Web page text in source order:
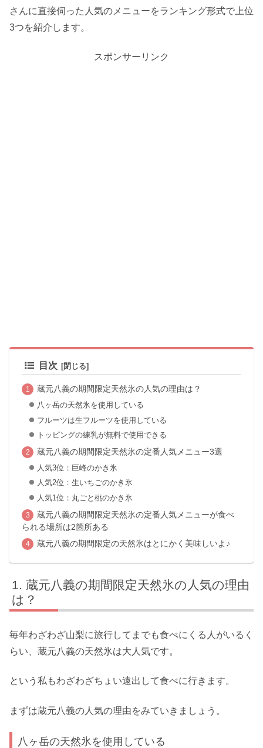
さんに直接伺った人気のメニューをランキング形式で上位
3つを紹介します。
スポンサーリンク
目次
蔵元八義の期間限定天然氷の人気の理由は？
八ヶ岳の天然氷を使用している
フルーツは生フルーツを使用している
トッピングの練乳が無料で使用できる
蔵元八義の期間限定天然氷の定番人気メニュー3選
人気3位：巨峰のかき氷
人気2位：生いちごのかき氷
人気1位：丸ごと桃のかき氷
蔵元八義の期間限定天然氷の定番人気メニューが食べ
られる場所は2箇所ある
蔵元八義の期間限定の天然氷はとにかく美味しいよ♪
蔵元八義の期間限定天然氷の人気の理由
は？
毎年わざわざ山梨に旅行してまでも食べにくる人がいるく
らい、蔵元八義の天然氷は大人気です。
という私もわざわざちょい遠出して食べに行きます。
まずは蔵元八義の人気の理由をみていきましょう。
八ヶ岳の天然氷を使用している